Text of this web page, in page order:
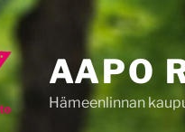
AAPO
Hämeenlinnan